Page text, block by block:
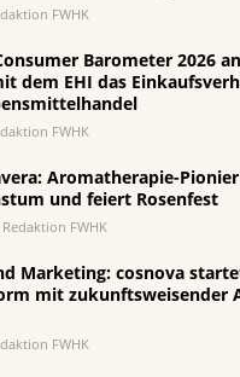
FWHK
Barometer 2026
dem EHI das
FWHK
Aromatherapie-
und feiert Rosenfest
Redaktion FWHK
Marketing: cosnova
mit zukunftsweisender
FWHK